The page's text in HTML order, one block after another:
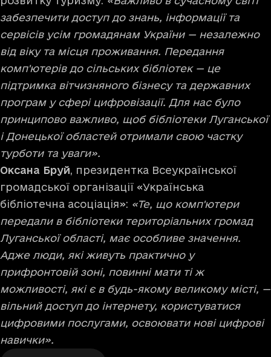
забезпечити доступ до знань, інформації та
сервісів усім громадянам України — незалежно
від віку та місця проживання. Передання
комп'ютерів до сільських бібліотек — це
підтримка вітчизняного бізнесу та державних
програм у сфері цифровізації. Для нас було
принципово важливо, щоб бібліотеки Луганської
і Донецької областей отримали свою частку
турботи та уваги».
Оксана Бруй, президентка Всеукраїнської
громадської організації «Українська
бібліотечна асоціація»: «Те, що комп'ютери
передали в бібліотеки територіальних громад
Луганської області, має особливе значення.
Адже люди, які живуть практично у
прифронтовій зоні, повинні мати ті ж
можливості, які є в будь-якому великому місті, —
вільний доступ до інтернету, користуватися
цифровими послугами, освоювати нові цифрові
навички».